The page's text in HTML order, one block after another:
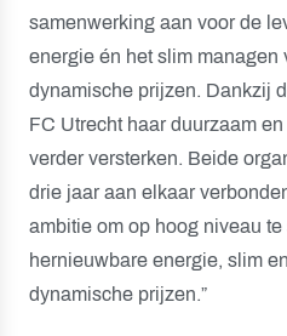
samenwerking aan voor de
energie én het slim managen
dynamische prijzen. Dankzij
FC Utrecht haar duurzaam
verder versterken. Beide
drie jaar aan elkaar
ambitie om op hoog niveau
hernieuwbare energie, slim
dynamische prijzen.”